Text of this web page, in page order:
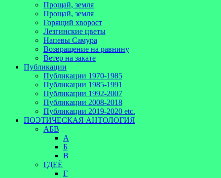
Прощай, земля
Прощай, земля
Горящий хворост
Лезгинские цветы
Напевы Самура
Возвращение на равнину
Ветер на закате
Публикации
Публикации 1970-1985
Публикации 1985-1991
Публикации 1992-2007
Публикации 2008-2018
Публикации 2019-2020 etc.
ПОЭТИЧЕСКАЯ АНТОЛОГИЯ
АБВ
А
Б
В
ГДЕЁ
Г